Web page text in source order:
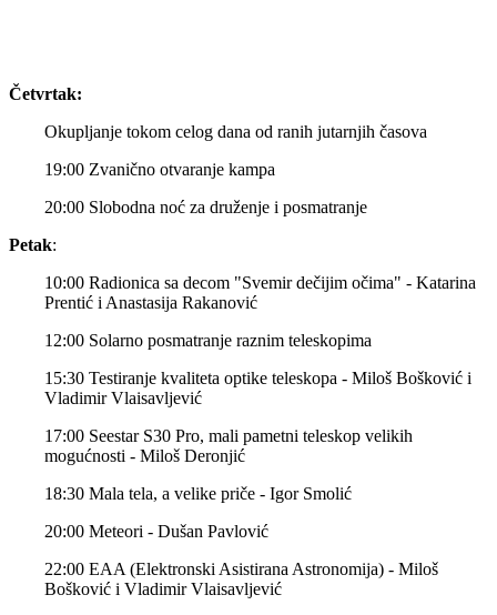
Četvrtak:
Okupljanje tokom celog dana od ranih jutarnjih časova
19:00 Zvanično otvaranje kampa
20:00 Slobodna noć za druženje i posmatranje
Petak:
10:00 Radionica sa decom "Svemir dečijim očima" - Katarina
Prentić i Anastasija Rakanović
12:00 Solarno posmatranje raznim teleskopima
15:30 Testiranje kvaliteta optike teleskopa - Miloš Bošković i
Vladimir Vlaisavljević
17:00 Seestar S30 Pro, mali pametni teleskop velikih
mogućnosti - Miloš Deronjić
18:30 Mala tela, a velike priče - Igor Smolić
20:00 Meteori - Dušan Pavlović
22:00 EAA (Elektronski Asistirana Astronomija) - Miloš
Bošković i Vladimir Vlaisavljević